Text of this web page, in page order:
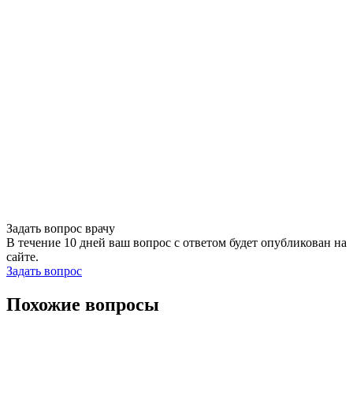
Задать вопрос врачу
В течение 10 дней ваш вопрос с ответом будет опубликован на
сайте.
Задать вопрос
Похожие вопросы